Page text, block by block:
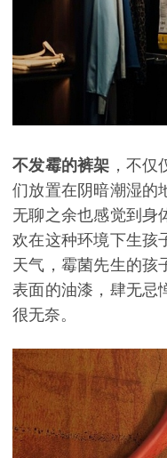
不发霉的裤架 ，不
们放置在阴暗潮湿的
无聊之余也感觉到身
欢在这种环境下生孩
天气，霉菌先生的孩
表面的油漆，肆无忌
很无奈。